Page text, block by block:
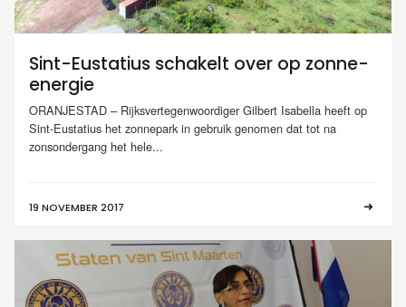
Sint-Eustatius schakelt over op zonne-
energie
ORANJESTAD – Rijksvertegenwoordiger Gilbert Isabella heeft op
Sint-Eustatius het zonnepark in gebruik genomen dat tot na
zonsondergang het hele...
19 NOVEMBER 2017